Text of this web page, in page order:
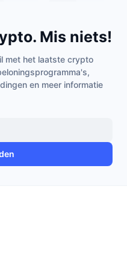
Mis niets!
met het laatste crypto
en meer informatie